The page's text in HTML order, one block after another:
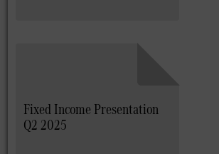
Fixed Income Presentation
Q2 2025